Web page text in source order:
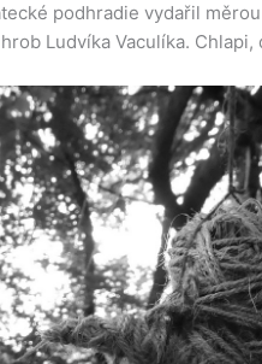
podhradie vydařil
Ludvíka Vaculíka. Chlapi,